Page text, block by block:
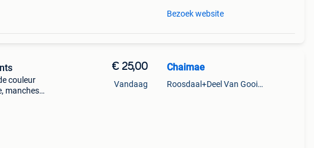
Bezoek website
couleur
manches
€ 25,00
Vandaag
Chaimae
Roosdaal+Deel Van Gooik En Sint-Kwintens-Lennik